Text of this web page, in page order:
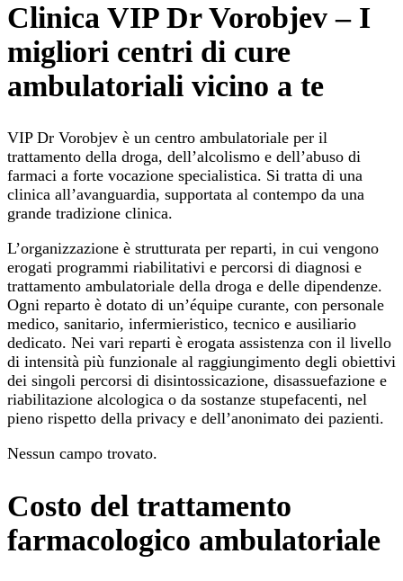
Clinica VIP Dr Vorobjev – I
migliori centri di cure
ambulatoriali vicino a te
VIP Dr Vorobjev è un centro ambulatoriale per il
trattamento della droga, dell’alcolismo e dell’abuso di
farmaci a forte vocazione specialistica. Si tratta di una
clinica all’avanguardia, supportata al contempo da una
grande tradizione clinica.
L’organizzazione è strutturata per reparti, in cui vengono
erogati programmi riabilitativi e percorsi di diagnosi e
trattamento ambulatoriale della droga e delle dipendenze.
Ogni reparto è dotato di un’équipe curante, con personale
medico, sanitario, infermieristico, tecnico e ausiliario
dedicato. Nei vari reparti è erogata assistenza con il livello
di intensità più funzionale al raggiungimento degli obiettivi
dei singoli percorsi di disintossicazione, disassuefazione e
riabilitazione alcologica o da sostanze stupefacenti, nel
pieno rispetto della privacy e dell’anonimato dei pazienti.
Nessun campo trovato.
Costo del trattamento
farmacologico ambulatoriale